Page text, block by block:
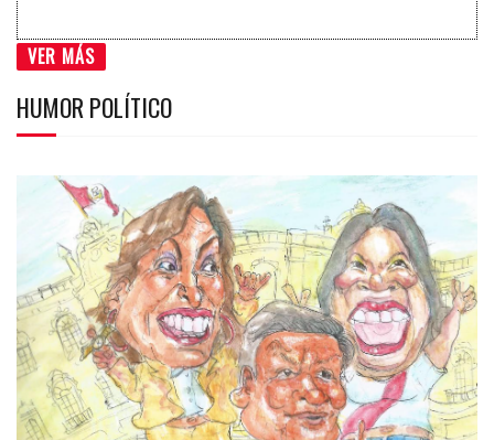
VER MÁS
HUMOR POLÍTICO